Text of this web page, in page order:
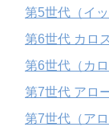
第5世代（イッ
第6世代 カロ
第6世代（カロ
第7世代 アロ
第7世代（アロ